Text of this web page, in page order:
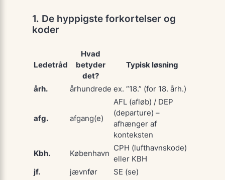
1. De hyppigste forkortelser og
koder
Ledetråd
Hvad
betyder
det?
Typisk løsning
årh. århundrede ex. “18.” (for 18. årh.)
afg. afgang(e)
AFL (afløb) / DEP
(departure) –
afhænger af
konteksten
Kbh. København
CPH (lufthavnskode)
eller KBH
jf.
jævnfør
SE (se)